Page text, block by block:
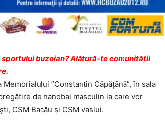
buzoian? Alătură-te comunității
”Constantin Căpățână”, în sala
de handbal masculin la care vor
CSM Bacău și CSM Vaslui.